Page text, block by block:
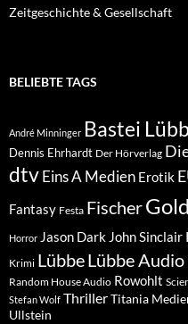
Zeitgeschichte & Gesellschaft
BELIEBTE TAGS
André Minninger Bastei
Dennis Ehrhardt Der Hörverlag
dtvEins A Medien Erotik
Fantasy Festa Fischer
Horror Jason Dark John Sinclair
Krimi LübbeLübbe Audio
Random House Audio Rowohlt
Stefan Wolf ThrillerTitania
Ullstein